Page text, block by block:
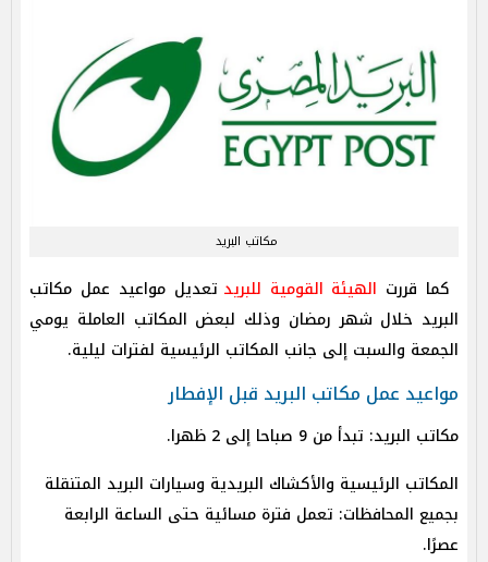
مكاتب البريد
كما قررت الهيئة القومية للبريد تعديل مواعيد عمل مكاتب
البريد خلال شهر رمضان وذلك لبعض المكاتب العاملة يومي
الجمعة والسبت إلى جانب المكاتب الرئيسية لفترات ليلية.
مواعيد عمل مكاتب البريد قبل الإفطار
مكاتب البريد: تبدأ من 9 صباحا إلى 2 ظهرا.
المكاتب الرئيسية والأكشاك البريدية وسيارات البريد المتنقلة
بجميع المحافظات: تعمل فترة مسائية حتى الساعة الرابعة
عصرًا.